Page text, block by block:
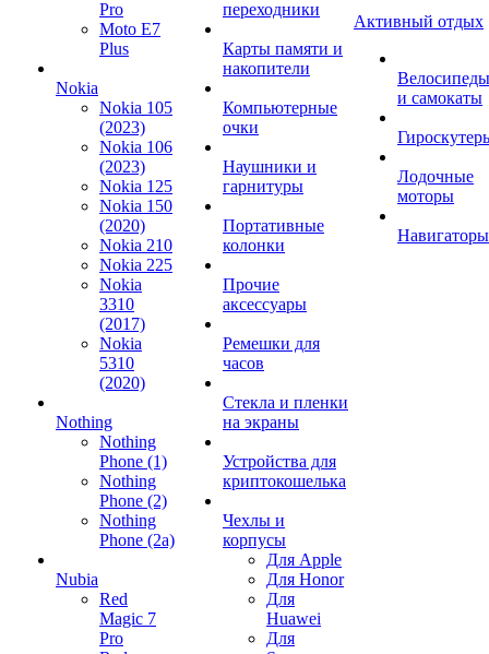
Pro
Moto E7
Plus
Nokia
Nokia 105
(2023)
Nokia 106
(2023)
Nokia 125
Nokia 150
(2020)
Nokia 210
Nokia 225
Nokia
3310
(2017)
Nokia
5310
(2020)
Nothing
Nothing
Phone (1)
Nothing
Phone (2)
Nothing
Phone (2a)
Nubia
Red
Magic 7
Pro
переходники
Карты памяти и
накопители
Компьютерные
очки
Наушники и
гарнитуры
Портативные
колонки
Прочие
аксессуары
Ремешки для
часов
Стекла и пленки
на экраны
Устройства для
криптокошелька
Чехлы и
корпусы
Для Apple
Для Honor
Для
Huawei
Для
Активный отдых
Велосипеды
и самокаты
Лодочные
моторы
Навигаторы